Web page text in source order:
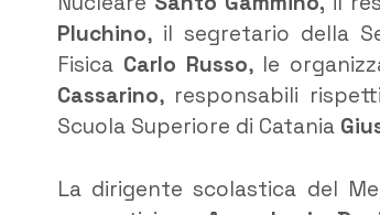
Pluchino, il segretario della
Fisica Carlo Russo, le
Cassarino, responsabili
Scuola Superiore di Catania
La dirigente scolastica del